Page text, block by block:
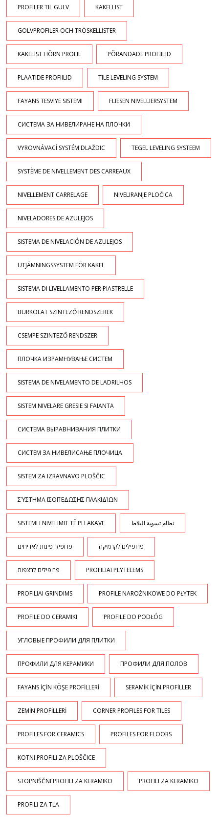
PROFILER TIL GULV KAKELLIST
GOLVPROFILER OCH TRÖSKELLISTER
KAKELIST HÖRN PROFIL PÕRANDADE PROFIILID
PLAATIDE PROFIILID TILE LEVELING SYSTEM
FAYANS TESVIYE SISTEMI FLIESEN NIVELLIERSYSTEM
СИСТЕМА ЗА НИВЕЛИРАНЕ НА ПЛОЧКИ
VYROVNÁVACÍ SYSTÉM DLAŽDIC TEGEL LEVELING SYSTEEM
SYSTÈME DE NIVELLEMENT DES CARREAUX
NIVELLEMENT CARRELAGE NIVELIRANJE PLOČICA
NIVELADORES DE AZULEJOS
SISTEMA DE NIVELACIÓN DE AZULEJOS
UTJÄMNINGSSYSTEM FÖR KAKEL
SISTEMA DI LIVELLAMENTO PER PIASTRELLE
BURKOLAT SZINTEZŐ RENDSZEREK
CSEMPE SZINTEZŐ RENDSZER
ПЛОЧКА ИЗРАМНУВАЊЕ СИСТЕМ
SISTEMA DE NIVELAMENTO DE LADRILHOS
SISTEM NIVELARE GRESIE SI FAIANTA
СИСТЕМА ВЫРАВНИВАНИЯ ПЛИТКИ
СИСТЕМ ЗА НИВЕЛИСАЊЕ ПЛОЧИЦА
SISTEM ZA IZRAVNAVO PLOŠČIC
ΣΎΣΤΗΜΑ ΙΣΟΠΈΔΩΣΗΣ ΠΛΑΚΙΔΊΩΝ
SISTEMI I NIVELIMIT TË PLLAKAVE نظام تسوية البلاط
פרופילי פינות לאריחים פרופילים לקרמיקה
פרופילים לרצפות PROFILIAI PLYTELEMS
PROFILIAI GRINDIMS PROFILE NAROŻNIKOWE DO PŁYTEK
PROFILE DO CERAMIKI PROFILE DO PODŁÓG
УГЛОВЫЕ ПРОФИЛИ ДЛЯ ПЛИТКИ
ПРОФИЛИ ДЛЯ КЕРАМИКИ ПРОФИЛИ ДЛЯ ПОЛОВ
FAYANS İÇİN KÖŞE PROFİLLERİ SERAMİK İÇİN PROFİLLER
ZEMİN PROFİLLERİ CORNER PROFILES FOR TILES
PROFILES FOR CERAMICS PROFILES FOR FLOORS
KOTNI PROFILI ZA PLOŠČICE
STOPNIŠČNI PROFILI ZA KERAMIKO PROFILI ZA KERAMIKO
PROFILI ZA TLA